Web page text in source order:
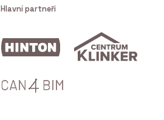
Hlavní partneři